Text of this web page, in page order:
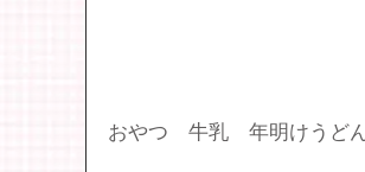
おやつ　牛乳　年明けうど